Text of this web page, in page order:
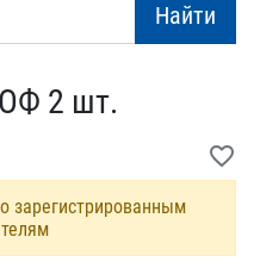
Найти
2 шт​.
favorite_border
зарегистрированным